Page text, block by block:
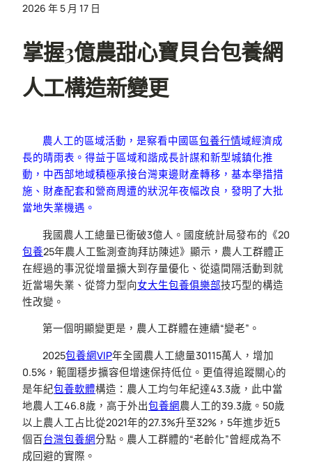
2026 年 5 月 17 日
掌握3億農甜心寶貝台包養網
人工構造新變更
農人工的區域活動，是察看中國區包養行情域經濟成
長的晴雨表。得益于區域和諧成長計謀和新型城鎮化推
動，中西部地域積極承接台灣東邊財產轉移，基本舉措措
施、財產配套和營商周遭的狀況年夜幅改良，發明了大批
當地失業機遇。
我國農人工總量已衝破3億人。國度統計局發布的《20
包養25年農人工監測查詢拜訪陳述》顯示，農人工群體正
在經過的事況從增量擴大到存量優化、從遠間隔活動到就
近當場失業、從膂力型向女大生包養俱樂部技巧型的構造
性改變。
第一個明顯變更是，農人工群體在連續“變老”。
2025包養網VIP年全國農人工總量30115萬人，增加
0.5%，範圍穩步擴容但增速保持低位。更值得追蹤關心的
是年紀包養軟體構造：農人工均勻年紀達43.3歲，此中當
地農人工46.8歲，高于外出包養網農人工的39.3歲。50歲
以上農人工占比從2021年的27.3%升至32%，5年進步近5
個百台灣包養網分點。農人工群體的“老齡化”曾經成為不
成回避的實際。